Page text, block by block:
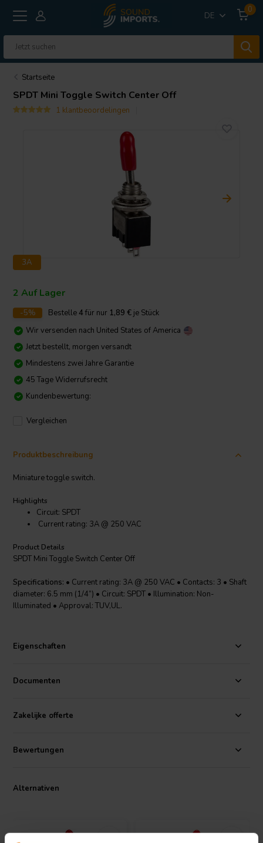
DE
0
Startseite
SPDT Mini Toggle Switch Center Off
1 klantbeoordelingen
3A
2 Auf Lager
-5% Bestelle4 für nur 1,89 € je Stück
Wir versenden nach United States of America
Jetzt bestellt, morgen versandt
Mindestens zwei Jahre Garantie
45 Tage Widerrufsrecht
Kundenbewertung:
Vergleichen
Produktbeschreibung
Miniature toggle switch.
Highlights
Circuit: SPDT
Current rating: 3A @ 250 VAC
Product Details
SPDT Mini Toggle Switch Center Off
Specifications: • Current rating: 3A @ 250 VAC • Contacts: 3 • Shaft
diameter: 6.5 mm (1/4”) • Circuit: SPDT • Illumination: Non-
Illuminated • Approval: TUV,UL.
Eigenschaften
Documenten
Zakelijke offerte
Bewertungen
Alternativen